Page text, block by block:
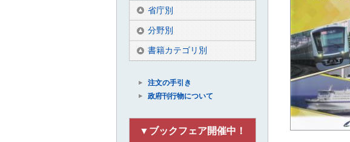
省庁別
分野別
書籍カテゴリ別
注文の手引き
政府刊行物について
▼ブックフェア開催中！